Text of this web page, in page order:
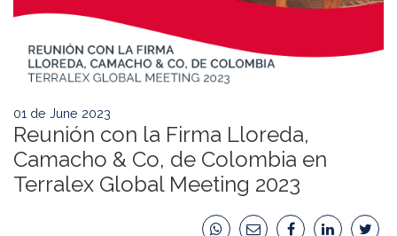
01 de June 2023
Reunión con la Firma Lloreda,
Camacho & Co, de Colombia en
Terralex Global Meeting 2023